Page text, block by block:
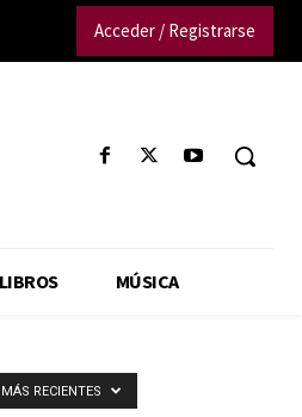
Acceder / Registrarse
LIBROS MÚSICA
MÁS RECIENTES